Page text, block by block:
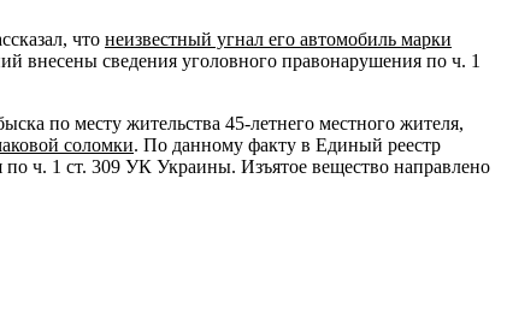
что неизвестный угнал его автомобиль марки
внесены сведения уголовного правонарушения по ч. 1
по месту жительства 45-летнего местного жителя,
соломки. По данному факту в Единый реестр
ч. 1 ст. 309 УК Украины. Изъятое вещество направлено